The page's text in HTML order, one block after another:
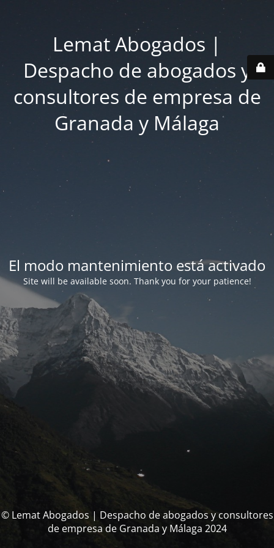
Lemat Abogados |
Despacho de abogados y
consultores de empresa de
Granada y Málaga
El modo mantenimiento está activado
Site will be available soon. Thank you for your patience!
© Lemat Abogados | Despacho de abogados y consultores
de empresa de Granada y Málaga 2024